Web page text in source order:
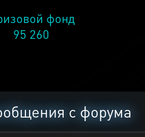
фонд
95 260
с форума